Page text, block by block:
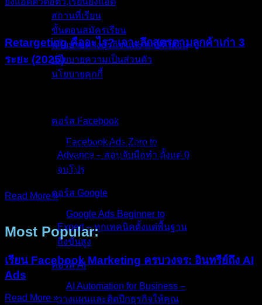
สถานที่เรียน
ขั้นตอนสมัครเรียน
นโยบายทางธุรกิจ และ การคืนเงิน
นโยบายความเป็นส่วนตัว
นโยบายคุกกี้
คอร์ส Facebook
Facebook Ads Zero to
Advance – สอนจับมือทำ ตั้งแต่ 0
จนโปร
คอร์ส Google
Google Ads Beginner to
Expert – ทุกเทคนิคตั้งแต่พื้นฐาน
ถึงขั้นสูง
คอร์ส AI
AI Automation for Business –
วางแผนและติดปีกธุรกิจให้คุณ
Retargeting คืออะไร? เจาะลึกสูตรตามลูกค้าเก่า 3
ระยะ (2025)
เราเข้าเว็บเขาไปแล้ว? เคยรู้สึกไหมครับว่า… ยิงแอดหาลูกค้า
สุดท้ายก็จากไปเงียบๆ โดยไม่ซื้อสักบาท สถิติโลกบอกเราว่า
“คนเพียง 3% เท่านั้นที่พร้อมซื้อในการเห็นครั้งแรก” แล้วอีก
97% ที่เหลือล่ะ? ทิ้งหรอ?
Read More »
Most Popular:
เรียน Facebook Marketing ครบวงจร: อินทรีย์ถึง AI
Ads
Read More »